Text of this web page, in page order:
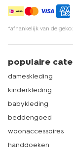
*afhankelijk van de
populaire
dameskleding
kinderkleding
babykleding
beddengoed
woonaccessoires
handdoeken